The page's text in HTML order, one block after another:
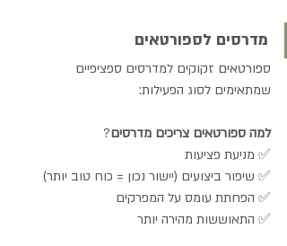
מדרסים לספורטאים
ספורטאים זקוקים למדרסים ספציפיים
שמתאימים לסוג הפעילות:
למה ספורטאים צריכים מדרסים?
✅ מניעת פציעות
✅ שיפור ביצועים (יישור נכון = כוח טוב יותר)
✅ הפחתת עומס על המפרקים
✅ התאוששות מהירה יותר